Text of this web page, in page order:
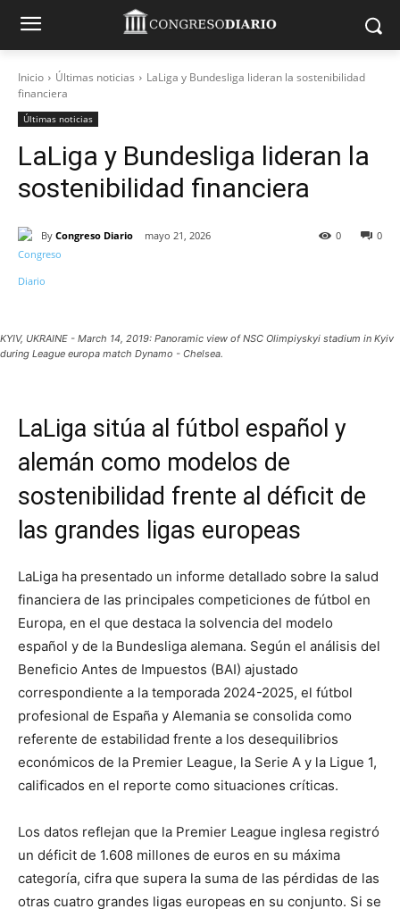
Inicio Últimas noticias
LaLiga y Bundesliga lideran la sostenibilidad
financiera
Últimas noticias
LaLiga y Bundesliga lideran la
sostenibilidad financiera
By Congreso Diario mayo 21, 2026 0
0
KYIV, UKRAINE - March 14, 2019: Panoramic view of NSC Olimpiyskyi stadium in Kyiv
during League europa match Dynamo - Chelsea.
LaLiga sitúa al fútbol español y
alemán como modelos de
sostenibilidad frente al déficit de
las grandes ligas europeas
LaLiga ha presentado un informe detallado sobre la salud
financiera de las principales competiciones de fútbol en
Europa, en el que destaca la solvencia del modelo
español y de la Bundesliga alemana. Según el análisis del
Beneficio Antes de Impuestos (BAI) ajustado
correspondiente a la temporada 2024-2025, el fútbol
profesional de España y Alemania se consolida como
referente de estabilidad frente a los desequilibrios
económicos de la Premier League, la Serie A y la Ligue 1,
calificados en el reporte como situaciones críticas.
Los datos reflejan que la Premier League inglesa registró
un déficit de 1.608 millones de euros en su máxima
categoría, cifra que supera la suma de las pérdidas de las
otras cuatro grandes ligas europeas en su conjunto. Si se